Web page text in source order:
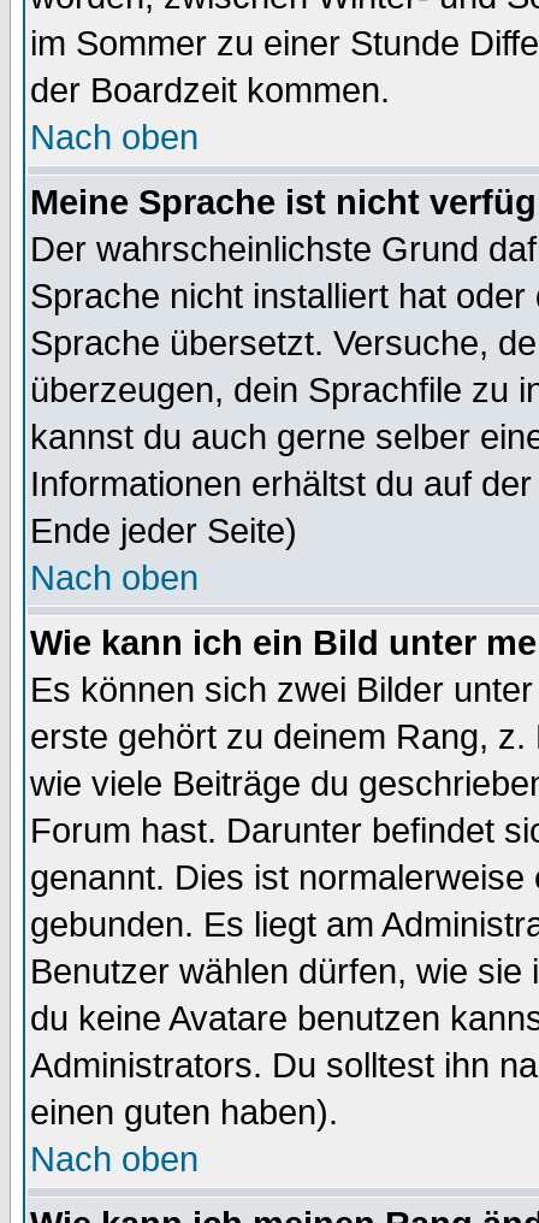
im Sommer zu einer Stunde
der Boardzeit kommen.
Nach oben
Meine Sprache ist nicht
Der wahrscheinlichste Grund
Sprache nicht installiert hat
Sprache übersetzt. Versuche,
überzeugen, dein Sprachfile zu
kannst du auch gerne selber
Informationen erhältst du auf
Ende jeder Seite)
Nach oben
Wie kann ich ein Bild unter
Es können sich zwei Bilder
erste gehört zu deinem Rang,
wie viele Beiträge du
Forum hast. Darunter befindet
genannt. Dies ist
gebunden. Es liegt am
Benutzer wählen dürfen, wie
du keine Avatare benutzen
Administrators. Du solltest ihn
einen guten haben).
Nach oben